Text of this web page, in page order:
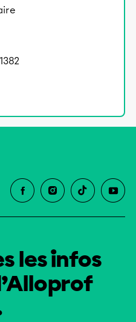
les infos